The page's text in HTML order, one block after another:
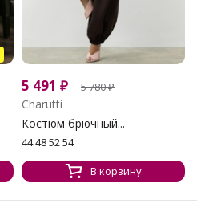
5 491 ₽ 5 780₽
Charutti
Костюм брючный...
44 48 52 54
В корзину